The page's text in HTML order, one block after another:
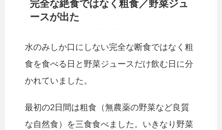
完全な絶食ではなく粗食／野菜ジュ
ースが出た
水のみしか口にしない完全な断食ではなく粗
食を食べる日と野菜ジュースだけ飲む日に分
かれていました。
最初の2日間は粗食（無農薬の野菜など良質
な自然食）を三食食べました。いきなり野菜